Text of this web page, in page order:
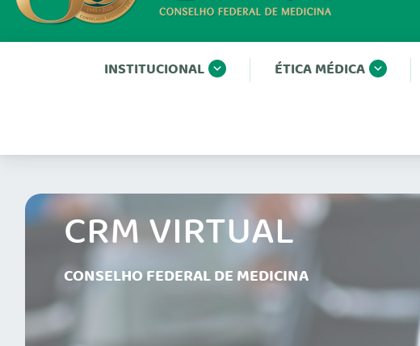
INSTITUCIONAL ÉTICA MÉDICA
CRM VIRTUAL
CONSELHO FEDERAL DE MEDICINA